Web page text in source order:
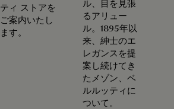
ティ ストアを
ご案内いたし
ます。
ル、目を見張
るアリュー
ル。1895年以
来、紳士のエ
レガンスを提
案し続けてき
たメゾン、ベ
ルルッティに
ついて。